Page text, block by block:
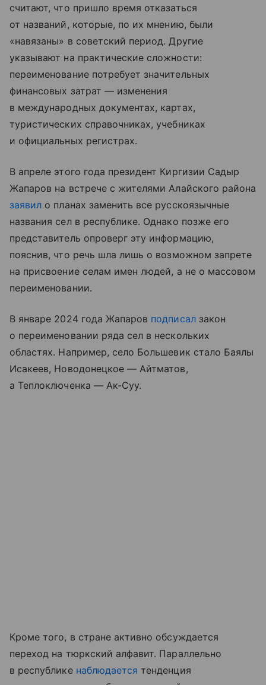
считают, что пришло время отказаться
от названий, которые, по их мнению, были
«навязаны» в советский период. Другие
указывают на практические сложности:
переименование потребует значительных
финансовых затрат — изменения
в международных документах, картах,
туристических справочниках, учебниках
и официальных регистрах.
В апреле этого года президент Киргизии Садыр
Жапаров на встрече с жителями Алайского района
заявил о планах заменить все русскоязычные
названия сел в республике. Однако позже его
представитель опроверг эту информацию,
пояснив, что речь шла лишь о возможном запрете
на присвоение селам имен людей, а не о массовом
переименовании.
В январе 2024 года Жапаров подписалзакон
о переименовании ряда сел в нескольких
областях. Например, село Большевик стало Баялы
Исакеев, Новодонецкое — Айтматов,
а Теплоключенка — Ак-Суу.
Кроме того, в стране активно обсуждается
переход на тюркский алфавит. Параллельно
в республике наблюдается тенденция